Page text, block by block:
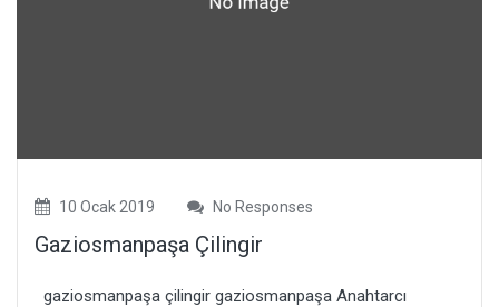
10 Ocak 2019 No Responses
Gaziosmanpaşa Çilingir
gaziosmanpaşa çilingir gaziosmanpaşa Anahtarcı